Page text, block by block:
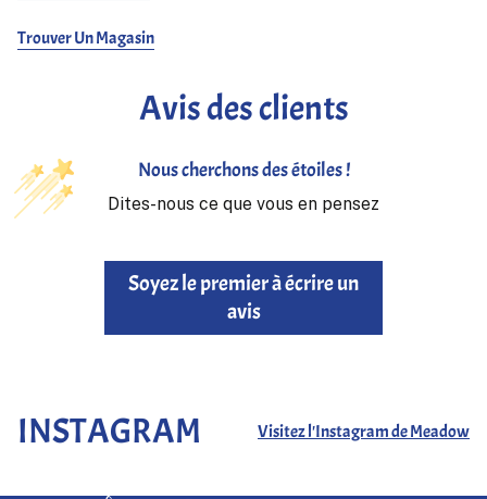
Trouver Un Magasin
Avis des clients
Nous cherchons des étoiles !
Dites-nous ce que vous en pensez
Soyez le premier à écrire un
avis
INSTAGRAM Visitez l'Instagram de Meadow